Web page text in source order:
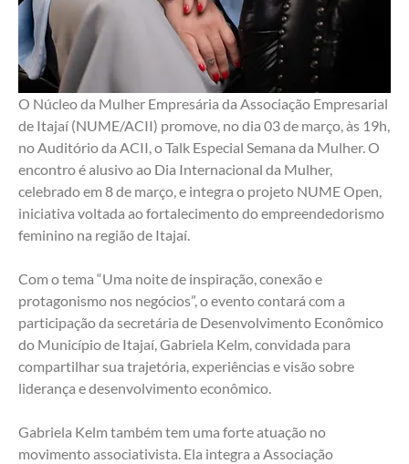
O Núcleo da Mulher Empresária da Associação Empresarial
de Itajaí (NUME/ACII) promove, no dia 03 de março, às 19h,
no Auditório da ACII, o Talk Especial Semana da Mulher. O
encontro é alusivo ao Dia Internacional da Mulher,
celebrado em 8 de março, e integra o projeto NUME Open,
iniciativa voltada ao fortalecimento do empreendedorismo
feminino na região de Itajaí.
Com o tema “Uma noite de inspiração, conexão e
protagonismo nos negócios”, o evento contará com a
participação da secretária de Desenvolvimento Econômico
do Município de Itajaí, Gabriela Kelm, convidada para
compartilhar sua trajetória, experiências e visão sobre
liderança e desenvolvimento econômico.
Gabriela Kelm também tem uma forte atuação no
movimento associativista. Ela integra a Associação